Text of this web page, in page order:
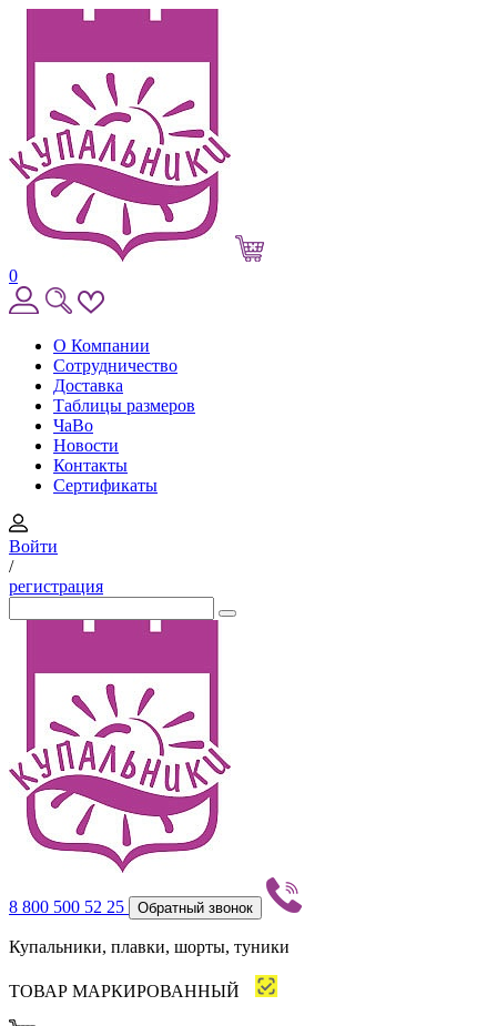
0
О Компании
Сотрудничество
Доставка
Таблицы размеров
ЧаВо
Новости
Контакты
Сертификаты
Войти
/
регистрация
8 800 500 52 25 Обратный звонок
Купальники, плавки, шорты, туники
ТОВАР МАРКИРОВАННЫЙ